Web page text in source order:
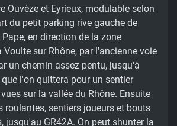
Ouvèze et Eyrieux, modulable selon
du petit parking rive gauche de
en direction de la zone
Voulte sur Rhône, par l'ancienne voie
un chemin assez pentu, jusqu'à
l'on quittera pour un sentier
sur la vallée du Rhône. Ensuite
roulantes, sentiers joueurs et bouts
jusqu'au GR42A. On peut shunter la